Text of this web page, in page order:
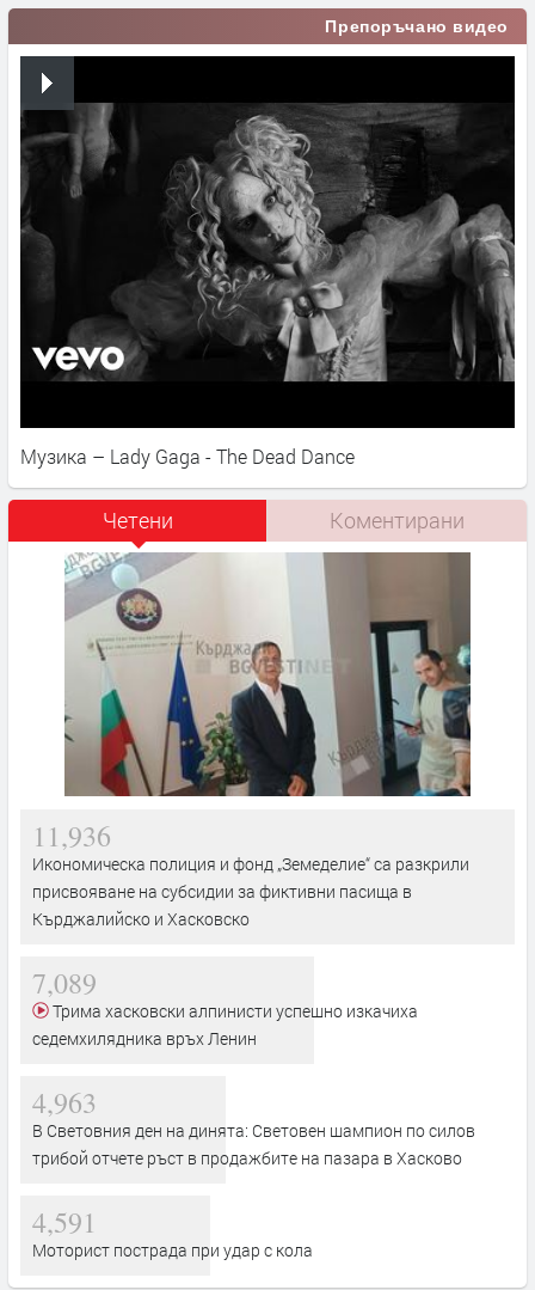
Препоръчано видео
Музика – Lady Gaga - The Dead Dance
Четени Коментирани
11,936
Икономическа полиция и фонд „Земеделие“ са разкрили
присвояване на субсидии за фиктивни пасища в
Кърджалийско и Хасковско
7,089
седемхилядника връх Ленин
4,963
В Световния ден на динята: Световен шампион по силов
трибой отчете ръст в продажбите на пазара в Хасково
4,591
Моторист пострада при удар с кола